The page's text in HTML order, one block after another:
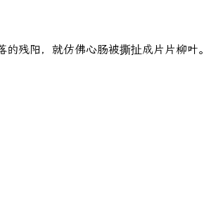
残阳，就仿佛心肠被撕扯成片片柳叶。